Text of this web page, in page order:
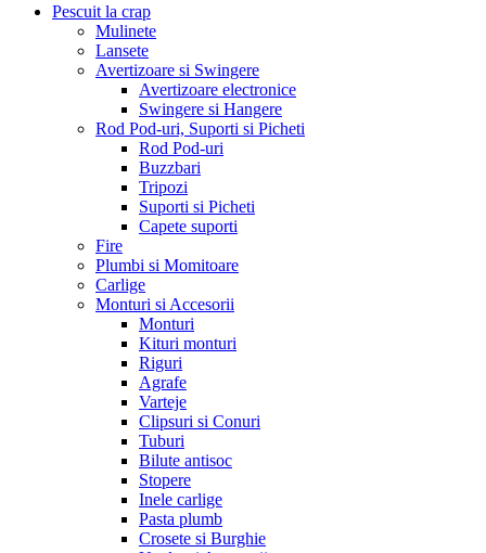
Pescuit la crap
Mulinete
Lansete
Avertizoare si Swingere
Avertizoare electronice
Swingere si Hangere
Rod Pod-uri, Suporti si Picheti
Rod Pod-uri
Buzzbari
Tripozi
Suporti si Picheti
Capete suporti
Fire
Plumbi si Momitoare
Carlige
Monturi si Accesorii
Monturi
Kituri monturi
Riguri
Agrafe
Varteje
Clipsuri si Conuri
Tuburi
Bilute antisoc
Stopere
Inele carlige
Pasta plumb
Crosete si Burghie